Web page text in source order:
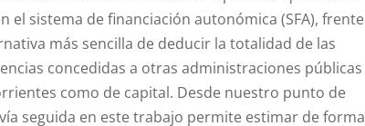
el sistema de financiación autonómica (SFA), frente
más sencilla de deducir la totalidad de las
concedidas a otras administraciones públicas
como de capital. Desde nuestro punto de
seguida en este trabajo permite estimar de forma